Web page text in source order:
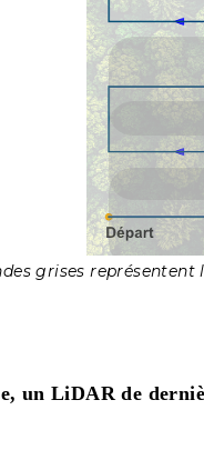
grises
un LiDAR de